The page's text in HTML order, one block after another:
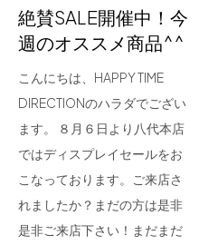
絶賛SALE開催中！今
週のオススメ商品^^
こんにちは、HAPPY TIME
DIRECTIONのハラダでござい
ます。 ８月６日より八代本店
ではディスプレイセールをお
こなっております。ご来店さ
れましたか？まだの方は是非
是非ご来店下さい！まだまだ